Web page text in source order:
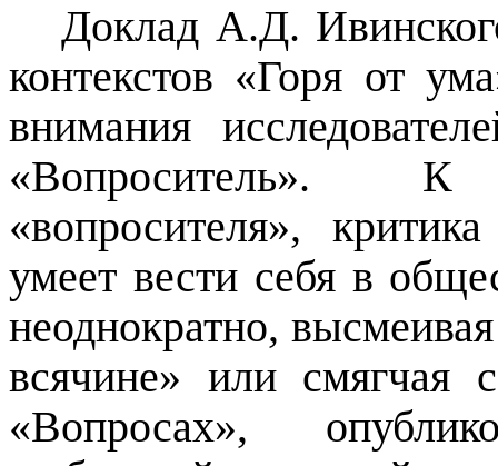
Доклад А.Д.
контекстов «Горя от
внимания
«Вопроситель». К
«вопросителя»,
умеет вести себя в
неоднократно,
всячине» или смягчая
«Вопросах»,